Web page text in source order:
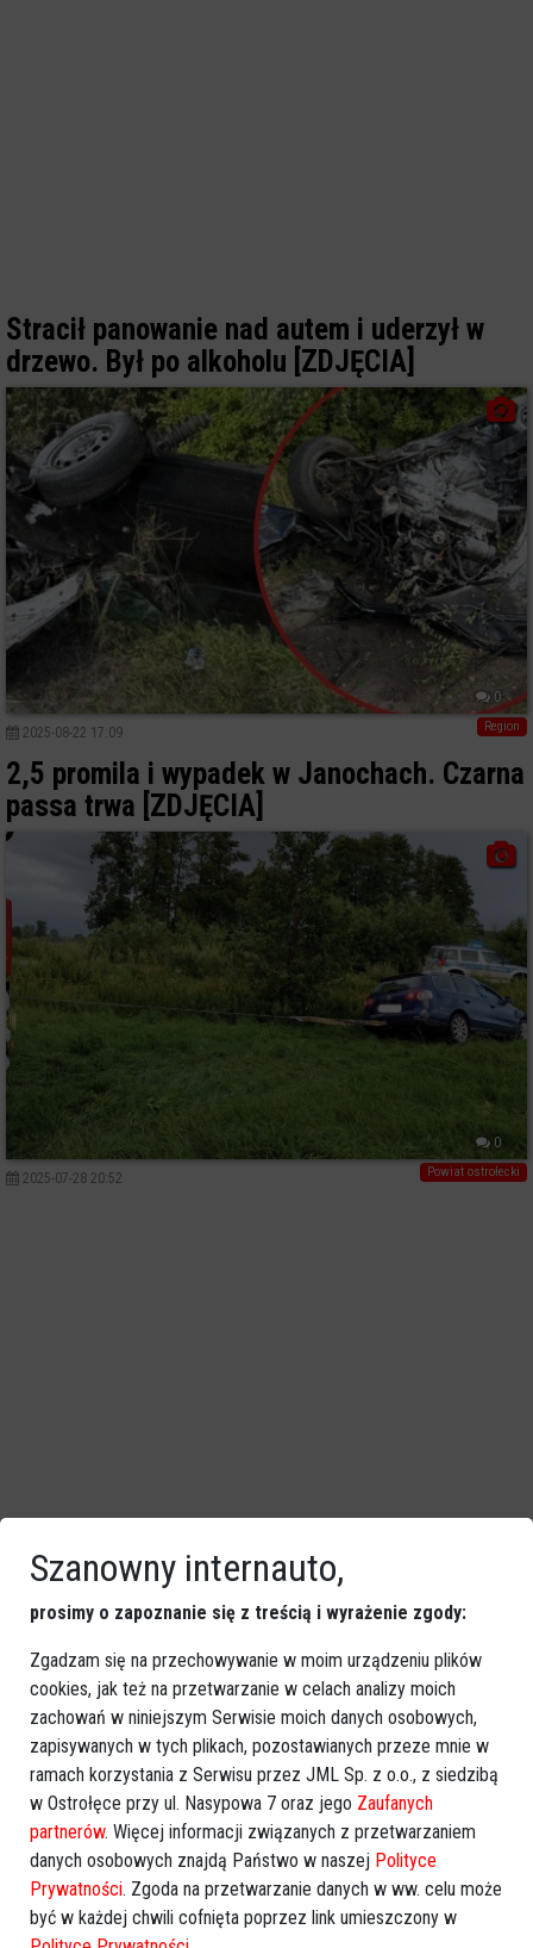
Stracił panowanie nad autem i uderzył w
drzewo. Był po alkoholu [ZDJĘCIA]
0
Region
2025-08-22 17:09
2,5 promila i wypadek w Janochach. Czarna
passa trwa [ZDJĘCIA]
0
Powiat ostrołecki
2025-07-28 20:52
Niebezpieczna sytuacja na drodze:
nagranie z kamery pokazuje, jak niewiele
brakowało do tragedii! [WIDEO]
Szanowny internauto,
prosimy o zapoznanie się z treścią i wyrażenie zgody:
Zgadzam się na przechowywanie w moim urządzeniu plików
cookies, jak też na przetwarzanie w celach analizy moich
zachowań w niniejszym Serwisie moich danych osobowych,
zapisywanych w tych plikach, pozostawianych przeze mnie w
ramach korzystania z Serwisu przez JML Sp. z o.o., z siedzibą
w Ostrołęce przy ul. Nasypowa 7 oraz jego Zaufanych
partnerów. Więcej informacji związanych z przetwarzaniem
danych osobowych znajdą Państwo w naszej Polityce
Prywatności. Zgoda na przetwarzanie danych w ww. celu może
być w każdej chwili cofnięta poprzez link umieszczony w